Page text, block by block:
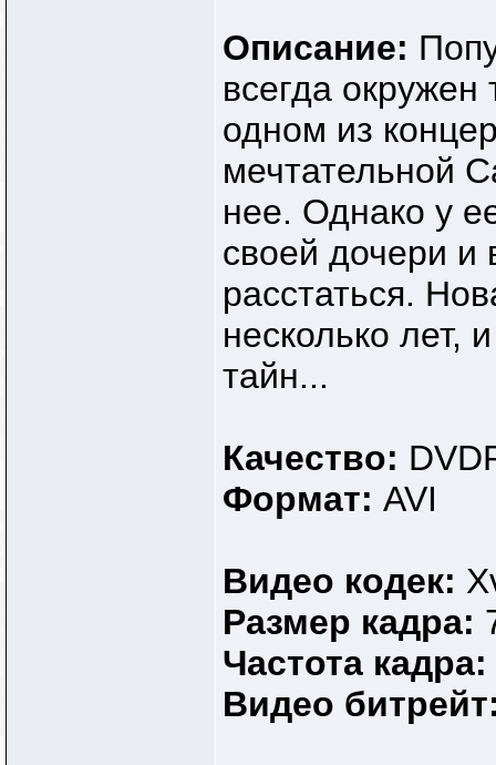
Описание:
всегда
одном из
мечтательной
нее. Однако у
своей дочери
расстаться.
несколько лет,
тайн...
Качество:
Формат: AVI
Видео кодек:
Размер кадра:
Частота кадра:
Видео